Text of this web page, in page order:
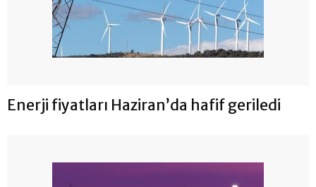
Enerji fiyatları Haziran’da hafif geriledi